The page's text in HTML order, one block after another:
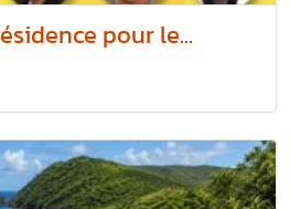
pour le...